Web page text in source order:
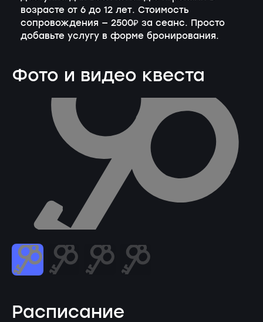
возрасте от 6 до 12 лет. Стоимость
сопровождения — 2500₽ за сеанс. Просто
добавьте услугу в форме бронирования.
Фото и видео квеста
Расписание